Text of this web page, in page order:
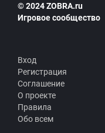
© 2024 ZOBRA.ru
Игровое сообщество
Вход
Регистрация
Соглашение
О проекте
Правила
Обо всем